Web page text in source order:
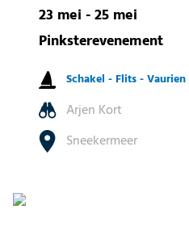
23 mei - 25 mei
Pinksterevenement
Schakel -Flits -Vaurien
Arjen Kort
Sneekermeer